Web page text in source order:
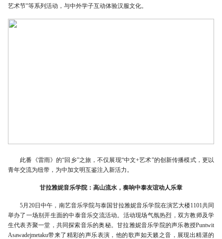
艺术节”等系列活动，与中外学子互动体验汉服文化。
此番《雷雨》的“回乡”之旅，不仅展现“中文+艺术”的创新传播模式，更以
青年交流为纽带，为中加文明互鉴注入新活力。
‌甘拉雅妮音乐学院：高山流水，奏响中泰友谊动人乐章
5月20日中午，南艺音乐学院与泰国甘拉雅妮音乐学院在演艺大楼1101共同
举办了一场别开生面的中泰音乐交流活动。活动现场气氛热烈，双方教师及学
生代表齐聚一堂，共同探索音乐的奥秘。甘拉雅妮音乐学院的声乐教授Puntwit
Asawadejmetaku带来了精彩的声乐表演，他的歌声如天籁之音，展现出精湛的